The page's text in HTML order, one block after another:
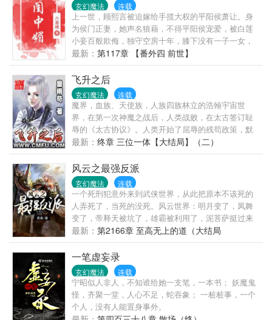
玄幻魔法 连载
上一世，顾熙言被迫嫁给手揽大权的平阳侯萧让。身
为侯门正妻，她声名狼藉，不得平阳侯宠爱，被白莲
小妾百般欺侮，独守空房十年，膝下没有一子一女，
最终惨死在起义军的乱刀之下。重生回到十年前，她
幡然醒悟，步步为营，下定决心要和她那权倾朝野的
夫君萧让搞好交情。这一世，她不惜落个“红颜祸水”的
名声，也要牢牢把他握在手心里。
最新： 第117章 【番外四 前世】
飞升之后
玄幻魔法 连载
魔界，血族、天使族，人族四族林立的浩翰宇宙世
界，在第一次神魔之战后，人类战败，在太古签订耻
辱的《太古协议》。人类开始了屈辱的残苟政策，默
默的休养生息……无数亿年后，一个默默无闻的人类
高手飞升上来，望着苍凉的太古大地，望着残败的山
河，他发出一声怒吼。浩大的第二次神魔之战，便在
这名人类的怒吼声中，慢慢的拉开了画卷。人类注定
胜利，这注定是一场惨烈的战争……
最新： 终章 三位一体【大结局】（二）
风云之最强反派
玄幻魔法 连载
一个死刑犯意外来到武侠世界，从此把原本不该死的
人弄死了，当死的没死。风云世界：明月变了，凤舞
变了，帝释天被坑了，雄霸被利用了，泥菩萨挺过来
了。金庸世界：李莫愁变了，小龙女变了，大武小武
死了，乔峰死了，段誉死了，虚竹死了。古龙世界：
慕容九变了，林诗音变了，李寻欢死了，阿飞死了。
最新： 第2166章 至高无上的道（大结局
一笔虚妄录
玄幻魔法 连载
宁昭似人非人，不知谁给她一支笔，一本书； 妖魔鬼
怪，齐聚一堂，人心不足，蛇吞象； 一桩桩事，一个
个人，没有人能置身事外。